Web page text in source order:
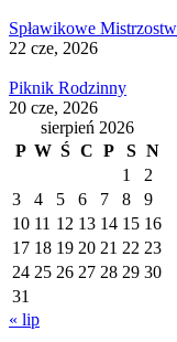
Spławikowe
22 cze, 2026
Piknik Rodzinny
20 cze, 2026
sierpień 2026
P W Ś C P S N
1
2
3
4 5 6 7 8
9
10 11 12 13 14 15 16
17 18 19 20 21 22 23
24 25 26 27 28 29 30
31
« lip